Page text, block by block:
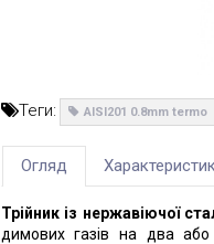
Теги: AISI201 0.8mm termo
Огляд
Трійник із нержавіючої
димових газів на два